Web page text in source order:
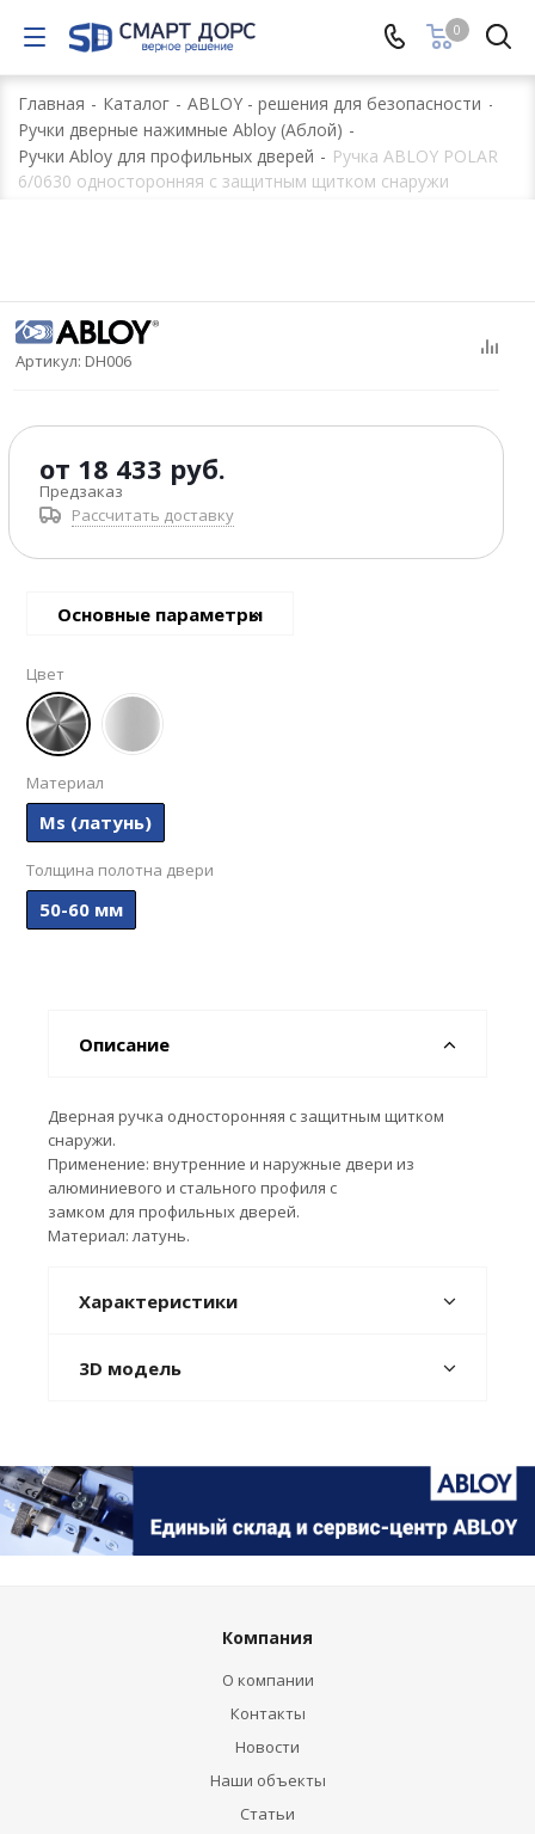
0
Главная - Каталог - ABLOY - решения для безопасности -
Ручки дверные нажимные Abloy (Аблой) -
Ручки Abloy для профильных дверей - Ручка ABLOY POLAR
6/0630 односторонняя с защитным щитком снаружи
Артикул: DH006
от 18 433 руб.
Предзаказ
Рассчитать доставку
Основные параметры
Цвет
Материал
Ms (латунь)
Толщина полотна двери
50-60 мм
Описание
Дверная ручка односторонняя с защитным щитком
снаружи.
Применение: внутренние и наружные двери из
алюминиевого и стального профиля с
замком для профильных дверей.
Материал: латунь.
Характеристики
3D модель
Компания
О компании
Контакты
Новости
Наши объекты
Статьи